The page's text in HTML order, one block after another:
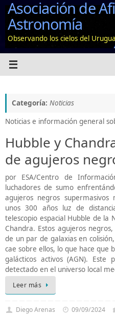
Saltar
contenido
Asociación de
Astronomía
Observando los cielos del
Categoría: Noticias
Noticias e información general
Hubble y
de agujeros
por ESA/Centro de
luchadores de sumo
agujeros negros
unos 300 años luz de
telescopio espacial Hubble de la
Chandra. Estos agujeros
de un par de galaxias en
cae sobre ellos, lo que hace que
galácticos activos (AGN).
detectado en el universo local
Leer más
Diego Arenas 09/09/2024